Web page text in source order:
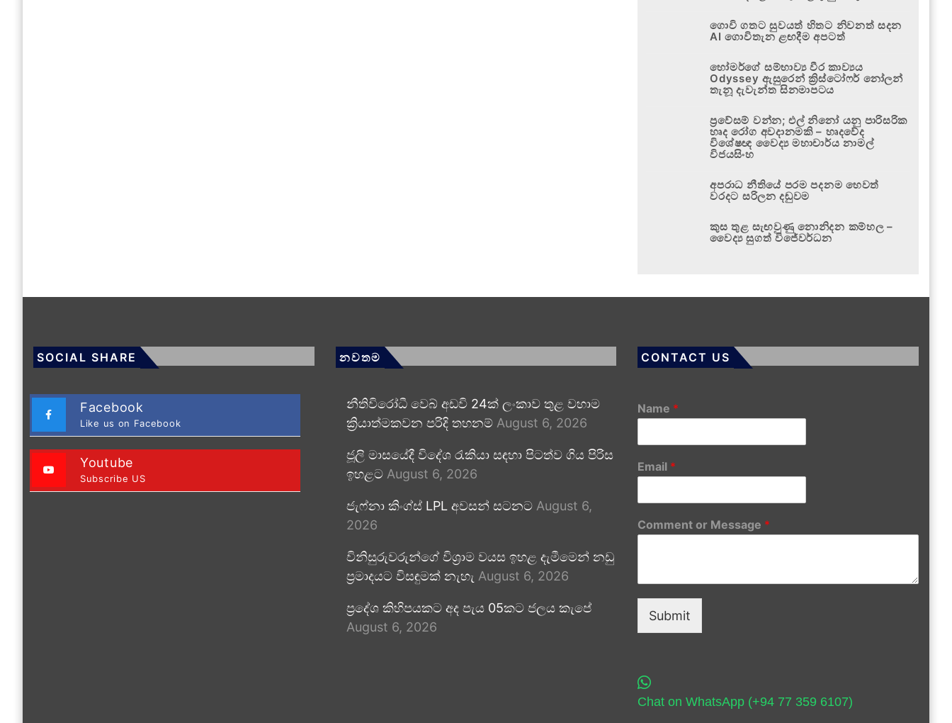
ගොවි ගතට සුවයත් හිතට නිවනත් සදන
AI ගොවිතැන ළඟදීම අපටත්
හෝමර්ගේ සම්භාව්‍ය වීර කාව්‍යය
Odyssey ඇසුරෙන් ක්‍රිස්ටෝෆර් නෝලන්
තැනූ දැවැන්ත සිනමාපටය
ප්‍රවේසම් වන්න; එල් නිනෝ යනු පාරිසරික
හෘද රෝග අවදානමකි – හෘදවේද
විශේෂඥ වෛද්‍ය මහාචාර්ය නාමල්
විජයසිංහ
අපරාධ නීතියේ පරම පදනම හෙවත්
වරදට සරිලන දඬුවම
කුස තුළ සැඟවුණු නොනිදන කම්හල –
වෛද්‍ය සුගත් විජේවර්ධන
SOCIAL SHARE
Facebook
Like us on Facebook
Youtube
Subscribe US
නවතම
නීතිවිරෝධී වෙබ් අඩවි 24ක් ලංකාව තුළ වහාම
ක්‍රියාත්මකවන පරිදි තහනම් August 6, 2026
ජූලි මාසයේදී විදේශ රැකියා සඳහා පිටත්ව ගිය පිරිස
ඉහළට August 6, 2026
ජැෆ්නා කිංග්ස් LPL අවසන් සටනට August 6,
2026
විනිසුරුවරුන්ගේ විශ්‍රාම වයස ඉහළ දැමීමෙන් නඩු
ප්‍රමාදයට විසඳුමක් නැහැ August 6, 2026
ප්‍රදේශ කිහිපයකට අද පැය 05කට ජලය කැපේ
August 6, 2026
CONTACT US
Name *
Email *
Comment or Message *
Submit
Chat on WhatsApp (+94 77 359 6107)